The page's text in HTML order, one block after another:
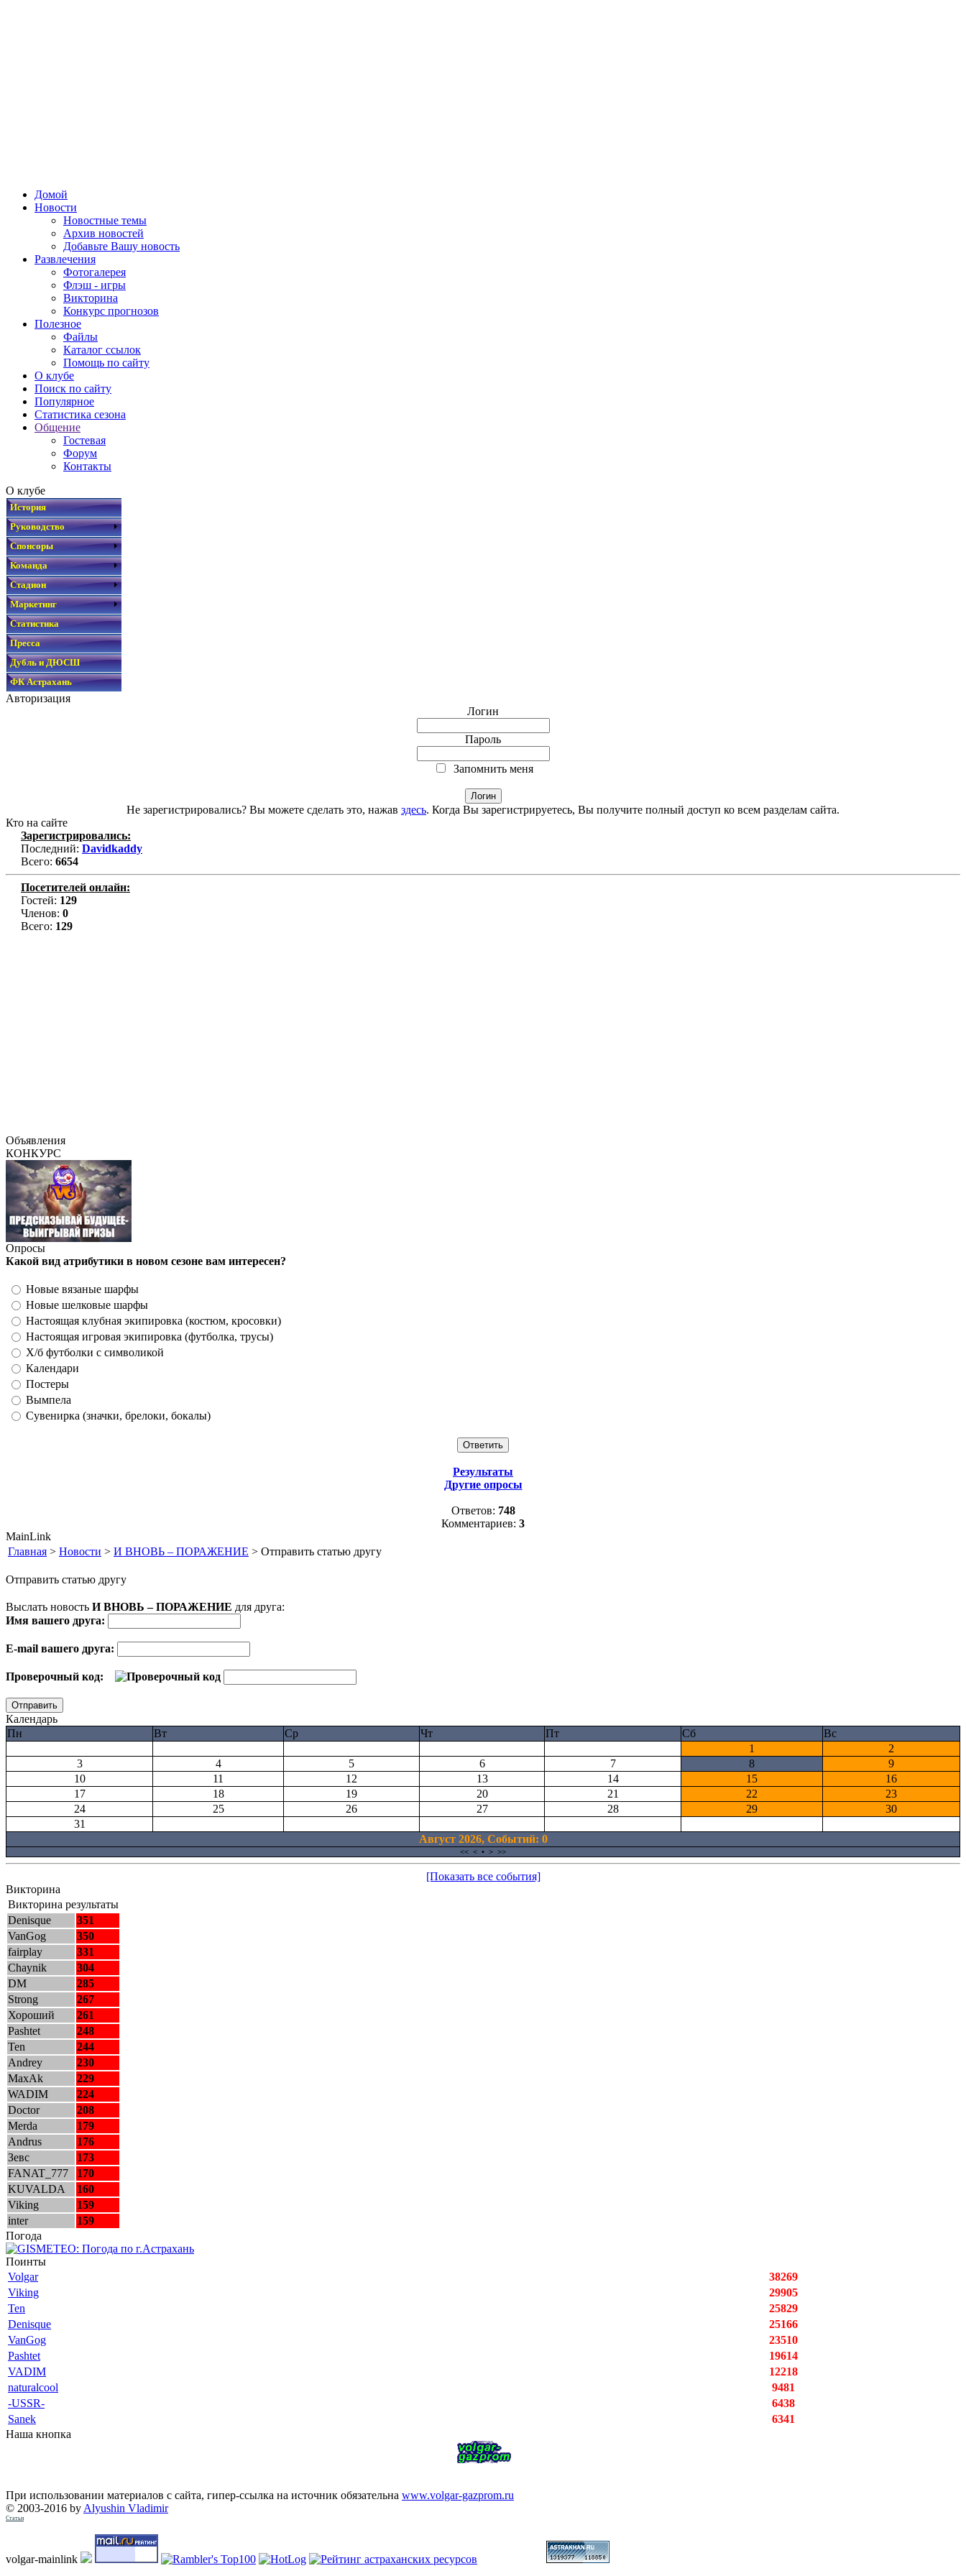
Домой
Новости
Новостные темы
Архив новостей
Добавьте Вашу новость
Развлечения
Фотогалерея
Флэш - игры
Викторина
Конкурс прогнозов
Полезное
Файлы
Каталог ссылок
Помощь по сайту
О клубе
Поиск по сайту
Популярное
Статистика сезона
Общение
Гостевая
Форум
Контакты
О клубе
История
Руководство
Спонсоры
Команда
Стадион
Маркетинг
Статистика
Пресса
Дубль и ДЮСШ
ФК Астрахань
Авторизация
Логин
Пароль
Запомнить меня
Не зарегистрировались? Вы можете сделать это, нажав здесь. Когда Вы зарегистрируетесь, Вы получите полный доступ ко всем разделам сайта.
Кто на сайте
Зарегистрировались:
Последний: Davidkaddy
Всего: 6654
Посетителей онлайн:
Гостей: 129
Членов: 0
Всего: 129
Объявления
КОНКУРС
Опросы
Какой вид атрибутики в новом сезоне вам интересен?
Новые вязаные шарфы
Новые шелковые шарфы
Настоящая клубная экипировка (костюм, кросовки)
Настоящая игровая экипировка (футболка, трусы)
Х/б футболки с символикой
Календари
Постеры
Вымпела
Сувенирка (значки, брелоки, бокалы)
Результаты
Другие опросы
Ответов: 748
Комментариев: 3
MainLink
Главная > Новости > И ВНОВЬ – ПОРАЖЕНИЕ > Отправить статью другу
Отправить статью другу
Выслать новость И ВНОВЬ – ПОРАЖЕНИЕ для друга:
Имя вашего друга:
E-mail вашего друга:
Проверочный код:
Календарь
Пн
Вт Ср Чт Пт Сб
Вс
1
2
3
4 5 6 7 8
9
10
11 12 13 14 15
16
17
18 19 20 21 22
23
24
25 26 27 28 29
30
31
Август 2026, Cобытий: 0
<< < • > >>
[Показать все события]
Викторина
Викторина результаты
Denisque
351
VanGog
350
fairplay
331
Chaynik
304
DM
285
Strong
267
Хороший
261
Pashtet
248
Ten
244
Andrey
230
MaxAk
229
WADIM
224
Doctor
208
Merda
179
Andrus
176
Зевс
173
FANAT_777
170
KUVALDA
160
Viking
159
inter
159
Погода
Поинты
Volgar
38269
Viking
29905
Ten
25829
Denisque
25166
VanGog
23510
Pashtet
19614
VADIM
12218
naturalcool
9481
-USSR-
6438
Sanek
6341
Наша кнопка
При использовании материалов с сайта, гипер-ссылка на источник обязательна www.volgar-gazprom.ru
© 2003-2016 by Alyushin Vladimir
Статьи
volgar-mainlink